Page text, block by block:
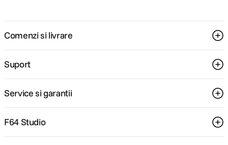
Comenzi si livrare
Suport
Service si garantii
F64 Studio